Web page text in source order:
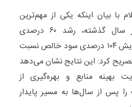
با بیان اینکه یکی از مهم‌ترین
دستاوردهای شرکت در سال گذشته، رشد ۶۰ درصدی
درآمدهای عملیاتی و افزایش ۱۰۴ درصدی سود خالص نسبت
است تصریح کرد: این نتایج نشان می‌دهد
بهینه منابع و بهره‌گیری از
پس از سال‌ها به مسیر پایدار